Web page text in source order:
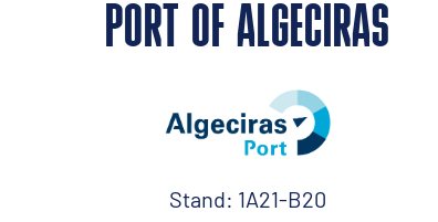
PORT OF ALGECIRAS
Stand: 1A21-B20